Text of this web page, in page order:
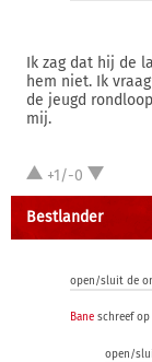
Ik zag dat hij de
hem niet. Ik
de jeugd
mij.
+1/-0
Bestlander
open/sluit de
Bane schreef op
open/